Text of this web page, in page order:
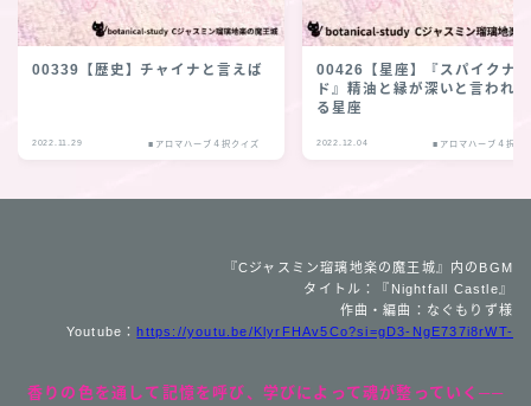
00339【歴史】チャイナと言えば
2022.11.29 ■アロマハーブ４択クイズ
00426【星座】『スパイクナ
ド』精油と縁が深いと言われ
る星座
2022.12.04 ■アロマハーブ４択ク
『Cジャスミン瑠璃地楽の魔王城』内のBGM
タイトル：『Nightfall Castle』
作曲・編曲：なぐもりず様
Youtube：https://youtu.be/KlyrFHAv5Co?si=gD3-NgE737i8rWT-
香りの色を通して記憶を呼び、学びによって魂が整っていく──